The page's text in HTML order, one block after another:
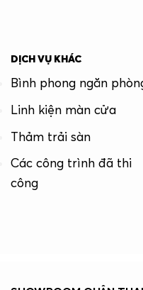
DỊCH VỤ KHÁC
Bình phong ngăn
Linh kiện màn cửa
Thảm trải sàn
Các công trình đã thi
công